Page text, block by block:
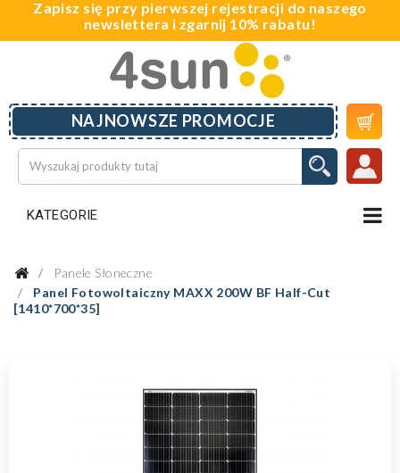
Zapisz się przy pierwszej rejestracji do naszego
newslettera i zgarnij 10% rabatu!
KATEGORIE
NAJNOWSZE PROMOCJE 
Panele Słoneczne
Panel Fotowoltaiczny MAXX 200W BF Half-Cut
[1410*700*35]